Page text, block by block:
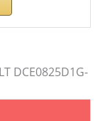
DCE0825D1G-